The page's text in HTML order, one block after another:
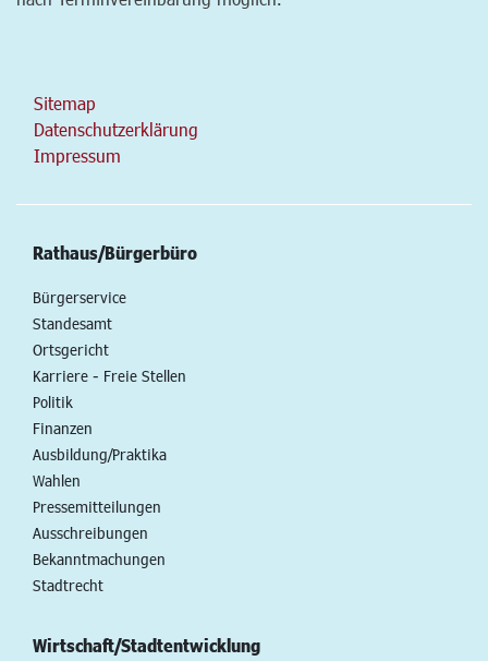
Sitemap
Datenschutzerklärung
Impressum
Rathaus/Bürgerbüro
Bürgerservice
Standesamt
Ortsgericht
Karriere - Freie Stellen
Politik
Finanzen
Ausbildung/Praktika
Wahlen
Pressemitteilungen
Ausschreibungen
Bekanntmachungen
Stadtrecht
Wirtschaft/Stadtentwicklung